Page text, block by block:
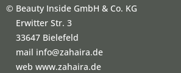
© Beauty Inside GmbH & Co. KG
Erwitter Str. 3
33647 Bielefeld
mail info@zahaira.de
web www.zahaira.de